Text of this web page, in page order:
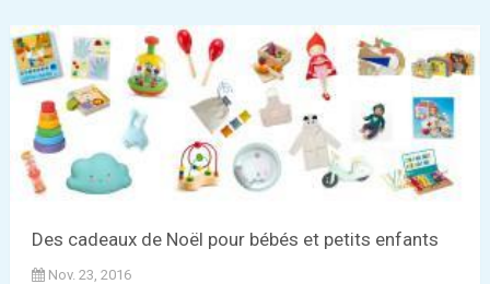
Des cadeaux de Noël pour bébés et petits enfants
Nov. 23, 2016